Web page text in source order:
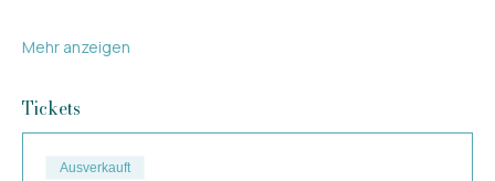
Mehr anzeigen
Tickets
Ausverkauft